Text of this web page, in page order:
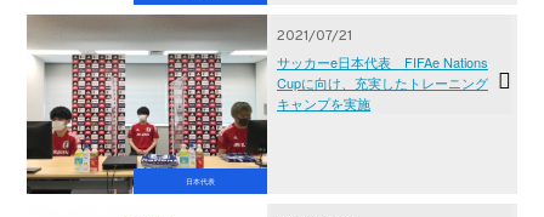
日本代表
2021/07/21
サッカーe日本代表 FIFAe Nations
Cupに向け、充実したトレーニング
キャンプを実施